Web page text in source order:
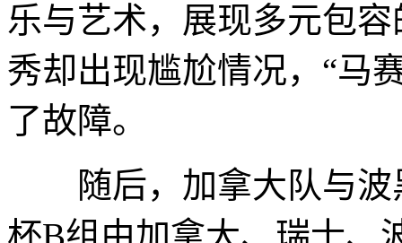
乐与艺术，展现多元包
秀却出现尴尬情况，“马
了故障。
随后，加拿大队与波